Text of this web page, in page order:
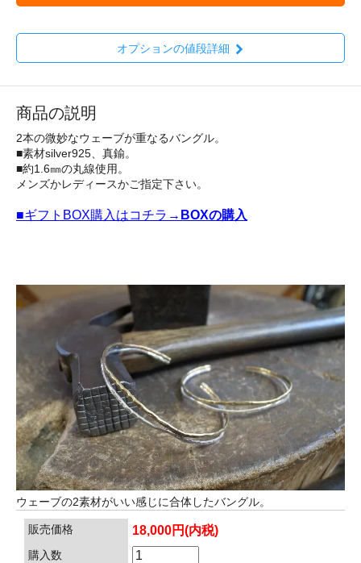
オプションの値段詳細
商品の説明
2本の微妙なウェーブが重なるバングル。
■素材silver925、真鍮。
■約1.6㎜の丸線使用。
メンズかレディースかご指定下さい。
■ギフトBOX購入はコチラ→ BOXの購入
ウェーブの2素材がいい感じに合体したバングル。
販売価格 18,000円(内税)
購入数